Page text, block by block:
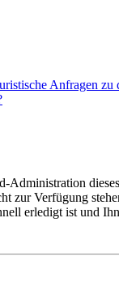
Anfragen zu
zur Verfügung
erledigt ist und